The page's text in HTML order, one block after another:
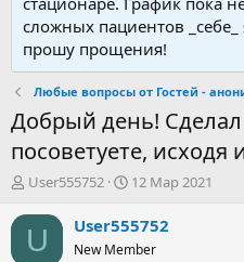
сложных пациентов _себе_
прошу прощения!
Любые вопросы от Гостей -
Добрый день!
посоветуете, исходя
А
т
User555752
Д
т
а
12 Мар 2021
U User555752
New Member